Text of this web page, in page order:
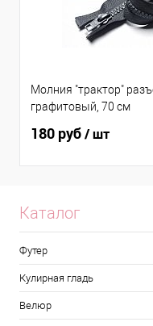
Молния "трактор"
графитовый, 70 см
180 руб/ шт
Каталог
Футер
Кулирная гладь
Велюр